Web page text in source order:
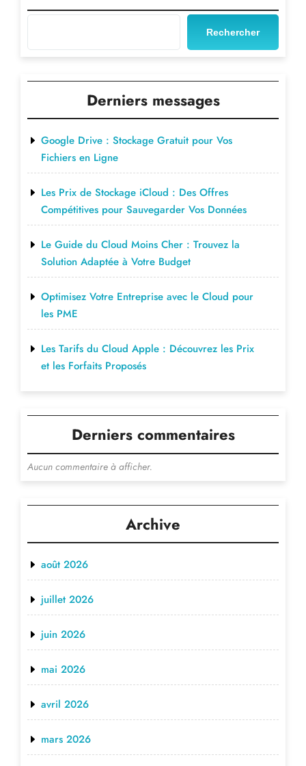
Rechercher
Derniers messages
Google Drive : Stockage Gratuit pour Vos
Fichiers en Ligne
Les Prix de Stockage iCloud : Des Offres
Compétitives pour Sauvegarder Vos Données
Le Guide du Cloud Moins Cher : Trouvez la
Solution Adaptée à Votre Budget
Optimisez Votre Entreprise avec le Cloud pour
les PME
Les Tarifs du Cloud Apple : Découvrez les Prix
et les Forfaits Proposés
Derniers commentaires
Aucun commentaire à afficher.
Archive
août 2026
juillet 2026
juin 2026
mai 2026
avril 2026
mars 2026